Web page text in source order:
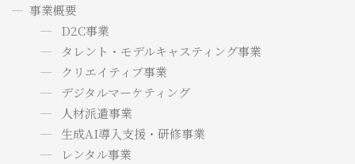
事業概要
D2C事業
タレント・モデルキャスティング事業
クリエイティブ事業
デジタルマーケティング
人材派遣事業
生成AI導入支援・研修事業
レンタル事業